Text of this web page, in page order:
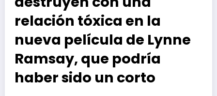
relación tóxica en la
nueva película de Lynne
Ramsay, que podría
haber sido un corto